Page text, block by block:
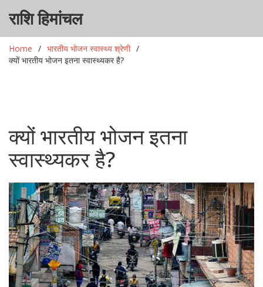
राशि हिमांचल
Home
भारतीय भोजन स्वास्थ्य श्रेणी
क्यों भारतीय भोजन इतना स्वास्थ्यकर है?
क्यों भारतीय भोजन इतना
स्वास्थ्यकर है?